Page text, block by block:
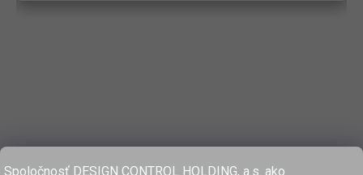
Spoločnosť DESIGN CONTROL HOLDING, a.s. ako